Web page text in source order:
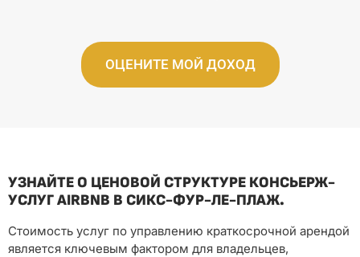
ОЦЕНИТЕ МОЙ ДОХОД
УЗНАЙТЕ О ЦЕНОВОЙ СТРУКТУРЕ КОНСЬЕРЖ-
УСЛУГ AIRBNB В СИКС-ФУР-ЛЕ-ПЛАЖ.
Стоимость услуг по управлению краткосрочной арендой
является ключевым фактором для владельцев,